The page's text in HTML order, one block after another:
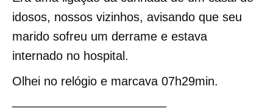
idosos, nossos vizinhos, avisando que seu
marido sofreu um derrame e estava
internado no hospital.
Olhei no relógio e marcava 07h29min.